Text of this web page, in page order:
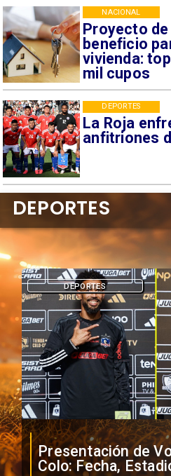
Proyecto de
beneficio
vivienda:
mil cupos
NACIONAL
La Roja
anfitriones
DEPORTES
Presentación de
Colo: Fecha,
DEPORTES
DEPORTES